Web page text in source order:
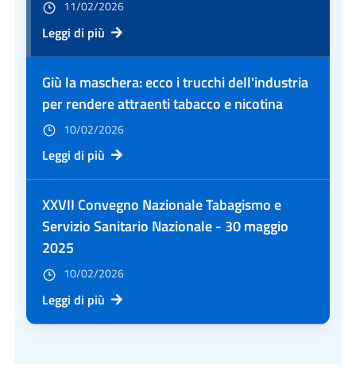
11/02/2026
Leggi di più
Giù la maschera: ecco i trucchi dell'industria
per rendere attraenti tabacco e nicotina
10/02/2026
Leggi di più
XXVII Convegno Nazionale Tabagismo e
Servizio Sanitario Nazionale - 30 maggio
2025
10/02/2026
Leggi di più